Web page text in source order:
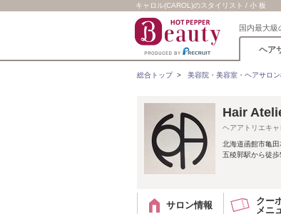
キャロル(CAROL)のスタイリスト / 小 板
国内最大級
ヘア
総合トップ> 美容院・美容室・ヘアサロ
Hair
ヘアアトリエキャ
北海道函館市亀田
五稜郭駅から徒歩
サロン情報
クー
メニ